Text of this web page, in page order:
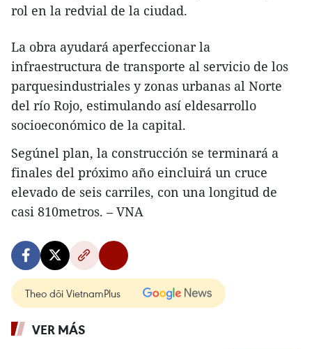
rol en la redvial de la ciudad.
La obra ayudará aperfeccionar la
infraestructura de transporte al servicio de los
parquesindustriales y zonas urbanas al Norte
del río Rojo, estimulando así eldesarrollo
socioeconómico de la capital.
Segúnel plan, la construcción se terminará a
finales del próximo año eincluirá un cruce
elevado de seis carriles, con una longitud de
casi 810metros. – VNA
Theo dõi VietnamPlus
VER MÁS